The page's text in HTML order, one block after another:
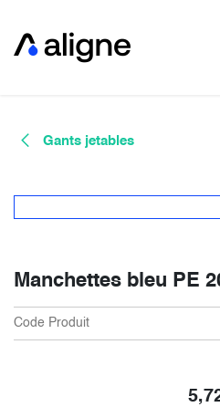
Gants jetables
Manchettes bleu PE
Code Produit